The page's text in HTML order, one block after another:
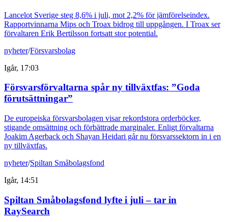
Lancelot Sverige steg 8,6% i juli, mot 2,2% för jämförelseindex.
Rapportvinnarna Mips och Troax bidrog till uppgången. I Troax ser
förvaltaren Erik Bertilsson fortsatt stor potential.
nyheter/Försvarsbolag
Igår, 17:03
Försvarsförvaltarna spår ny tillväxtfas: ”Goda
förutsättningar”
De europeiska försvarsbolagen visar rekordstora orderböcker,
stigande omsättning och förbättrade marginaler. Enligt förvaltarna
Joakim Agerback och Shayan Heidari går nu försvarssektorn in i en
ny tillväxtfas.
nyheter/Spiltan Småbolagsfond
Igår, 14:51
Spiltan Småbolagsfond lyfte i juli – tar in
RaySearch